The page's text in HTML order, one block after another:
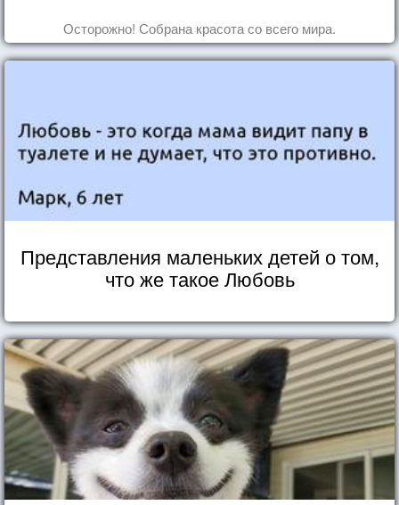
Осторожно! Собрана красота со всего мира.
Представления маленьких детей о том,
что же такое Любовь